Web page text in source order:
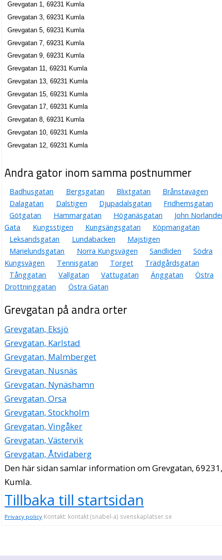
Grevgatan 1, 69231 Kumla
Grevgatan 3, 69231 Kumla
Grevgatan 5, 69231 Kumla
Grevgatan 7, 69231 Kumla
Grevgatan 9, 69231 Kumla
Grevgatan 11, 69231 Kumla
Grevgatan 13, 69231 Kumla
Grevgatan 15, 69231 Kumla
Grevgatan 17, 69231 Kumla
Grevgatan 8, 69231 Kumla
Grevgatan 10, 69231 Kumla
Grevgatan 12, 69231 Kumla
Andra gator inom samma postnummer
Badhusgatan Bergsgatan Blixtgatan
Brånstavägen
Dalagatan
Dalstigen Djupadalsgatan
Fridhemsgatan
Götgatan
Hammargatan Höganäsgatan
John
Gata
Kungsstigen Kungsängsgatan
Köpmangatan
Leksandsgatan
Lundabacken
Majstigen
Marielundsgatan
Norra Kungsvägen Sandliden
Södra
Kungsvägen
Tennisgatan Torget
Trädgårdsgatan
Tånggatan
Vallgatan Vattugatan Änggatan
Östra
Drottninggatan
Östra Gatan
Grevgatan på andra orter
Grevgatan, Eksjö
Grevgatan, Karlstad
Grevgatan, Malmberget
Grevgatan, Nusnäs
Grevgatan, Nynäshamn
Grevgatan, Orsa
Grevgatan, Stockholm
Grevgatan, Vingåker
Grevgatan, Västervik
Grevgatan, Åtvidaberg
Den här sidan samlar information om Grevgatan,
Kumla.
Tillbaka till startsidan
Privacy policy Kontakt: kontakt (snabel-a) svenskaplatser.se